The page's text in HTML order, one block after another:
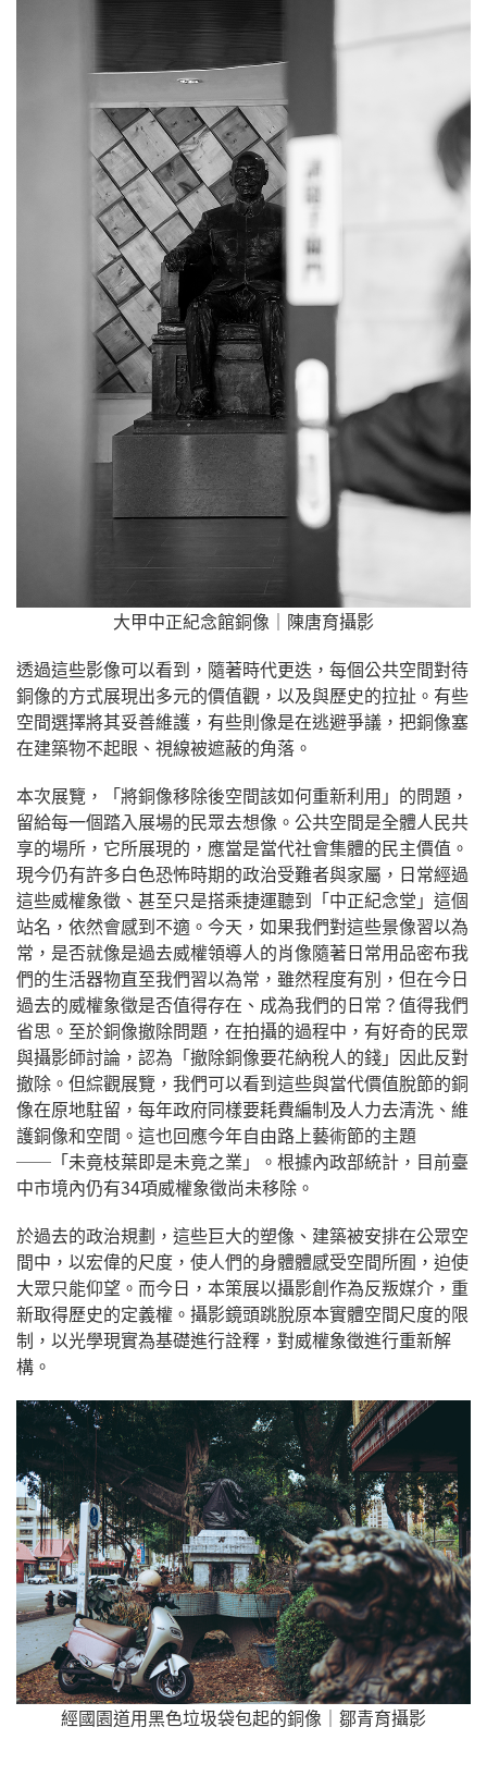
大甲中正紀念館銅像｜陳唐育攝影
透過這些影像可以看到，隨著時代更迭，每個公共空間對待
銅像的方式展現出多元的價值觀，以及與歷史的拉扯。有些
空間選擇將其妥善維護，有些則像是在逃避爭議，把銅像塞
在建築物不起眼、視線被遮蔽的角落。
本次展覽，「將銅像移除後空間該如何重新利用」的問題，
留給每一個踏入展場的民眾去想像。公共空間是全體人民共
享的場所，它所展現的，應當是當代社會集體的民主價值。
現今仍有許多白色恐怖時期的政治受難者與家屬，日常經過
這些威權象徵、甚至只是搭乘捷運聽到「中正紀念堂」這個
站名，依然會感到不適。今天，如果我們對這些景像習以為
常，是否就像是過去威權領導人的肖像隨著日常用品密布我
們的生活器物直至我們習以為常，雖然程度有別，但在今日
過去的威權象徵是否值得存在、成為我們的日常？值得我們
省思。至於銅像撤除問題，在拍攝的過程中，有好奇的民眾
與攝影師討論，認為「撤除銅像要花納稅人的錢」因此反對
撤除。但綜觀展覽，我們可以看到這些與當代價值脫節的銅
像在原地駐留，每年政府同樣要耗費編制及人力去清洗、維
護銅像和空間。這也回應今年自由路上藝術節的主題
──「未竟枝葉即是未竟之業」。根據內政部統計，目前臺
中市境內仍有34項威權象徵尚未移除。
於過去的政治規劃，這些巨大的塑像、建築被安排在公眾空
間中，以宏偉的尺度，使人們的身體體感受空間所囿，迫使
大眾只能仰望。而今日，本策展以攝影創作為反叛媒介，重
新取得歷史的定義權。攝影鏡頭跳脫原本實體空間尺度的限
制，以光學現實為基礎進行詮釋，對威權象徵進行重新解
構。
經國園道用黑色垃圾袋包起的銅像｜鄒青育攝影